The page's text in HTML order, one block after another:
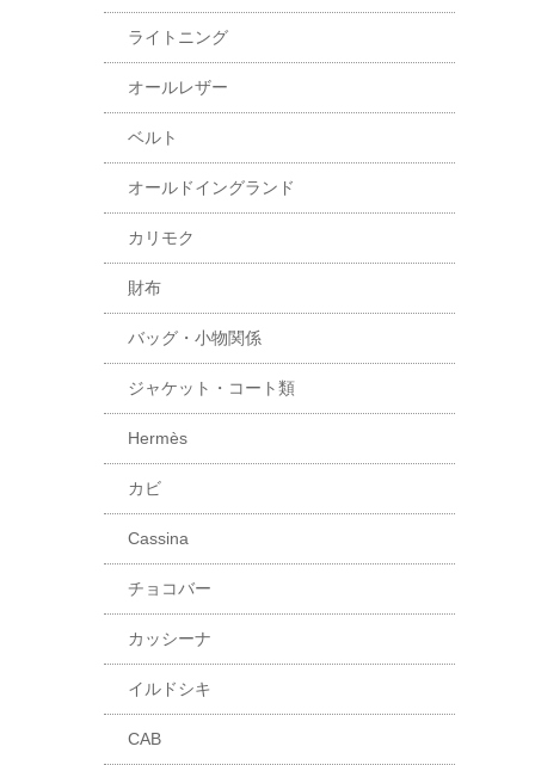
ライトニング
オールレザー
ベルト
オールドイングランド
カリモク
財布
バッグ・小物関係
ジャケット・コート類
Hermès
カビ
Cassina
チョコバー
カッシーナ
イルドシキ
CAB